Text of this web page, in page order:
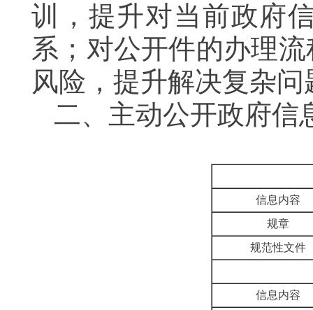
训，提升对当前政府
系；对公开件的办理
风险，提升解决复杂问
二、主动公开政府信
信息内容
规章
规范性文件
信息内容